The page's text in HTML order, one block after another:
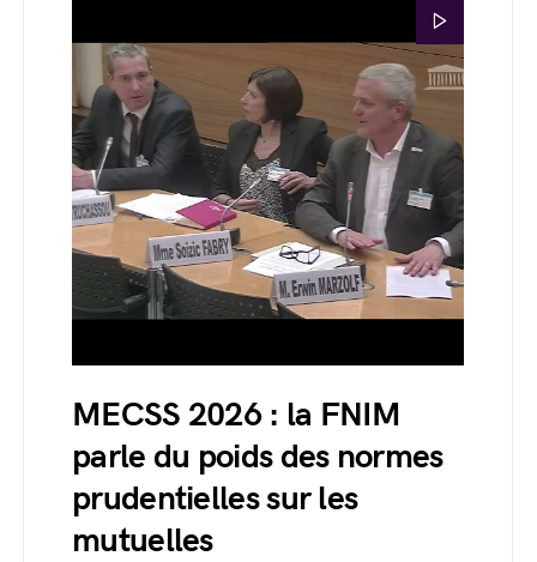
MECSS 2026 : la FNIM
parle du poids des normes
prudentielles sur les
mutuelles